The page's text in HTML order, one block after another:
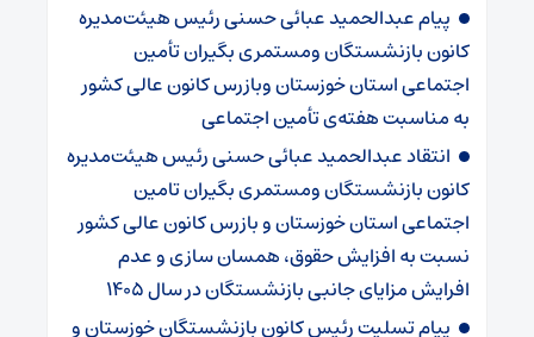
پیام عبدالحمید عبائی حسنی رئیس هیئت‌مدیره
کانون بازنشستگان ومستمری بگیران تأمین
اجتماعی استان خوزستان وبازرس کانون عالی کشور
به مناسبت هفته‌ی تأمین اجتماعی
انتقاد عبدالحمید عبائی حسنی رئیس هیئت‌مدیره
کانون بازنشستگان ومستمری بگیران تامین
اجتماعی استان خوزستان و بازرس کانون عالی کشور
نسبت به افزایش حقوق، همسان سازی و عدم
افرایش مزایای جانبی بازنشستگان در سال ۱۴۰۵
پیام تسلیت رئیس کانون بازنشستگان خوزستان و